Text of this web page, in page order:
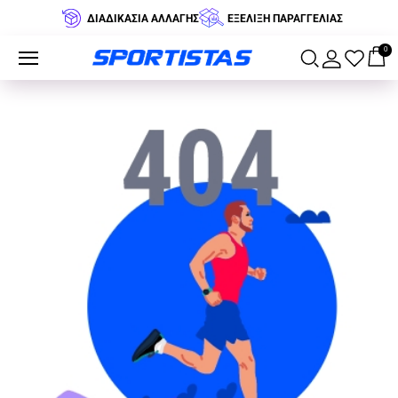
ΔΙΑΔΙΚΑΣΙΑ ΑΛΛΑΓΗΣ ΕΞΕΛΙΞΗ ΠΑΡΑΓΓΕΛΙΑΣ
0